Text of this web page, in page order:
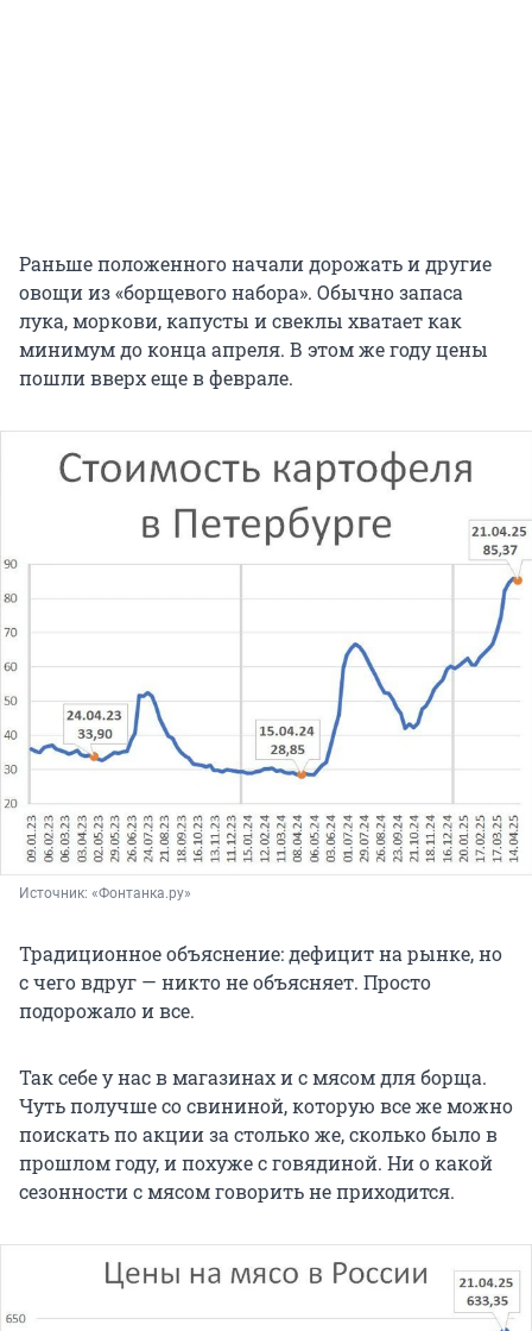
Раньше положенного начали дорожать и другие
овощи из «борщевого набора». Обычно запаса
лука, моркови, капусты и свеклы хватает как
минимум до конца апреля. В этом же году цены
пошли вверх еще в феврале.
Источник: «Фонтанка.ру»
Традиционное объяснение: дефицит на рынке, но
с чего вдруг — никто не объясняет. Просто
подорожало и все.
Так себе у нас в магазинах и с мясом для борща.
Чуть получше со свининой, которую все же можно
поискать по акции за столько же, сколько было в
прошлом году, и похуже с говядиной. Ни о какой
сезонности с мясом говорить не приходится.